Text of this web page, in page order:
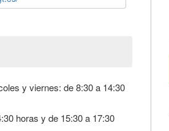
y viernes: de 8:30 a 14:30
horas y de 15:30 a 17:30